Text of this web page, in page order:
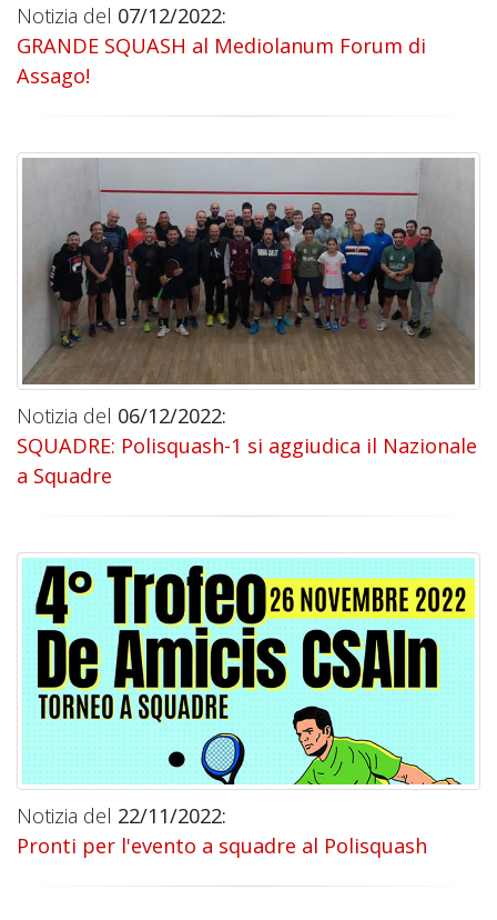
Notizia del 07/12/2022:
GRANDE SQUASH al Mediolanum Forum di
Assago!
Notizia del 06/12/2022:
SQUADRE: Polisquash-1 si aggiudica il Nazionale
a Squadre
Notizia del 22/11/2022:
Pronti per l'evento a squadre al Polisquash